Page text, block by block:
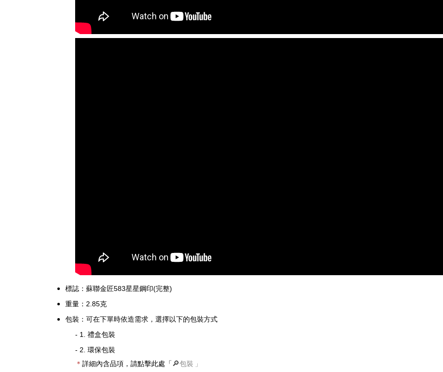
標誌： 蘇聯金匠583星星鋼印(完整)
重量：2.85克
包裝：可在下單時依造需求，選擇以下的包裝方式
- 1. 禮盒包裝
- 2. 環保包裝
＊ 詳細內含品項，請點擊此處「 🔎包裝 」